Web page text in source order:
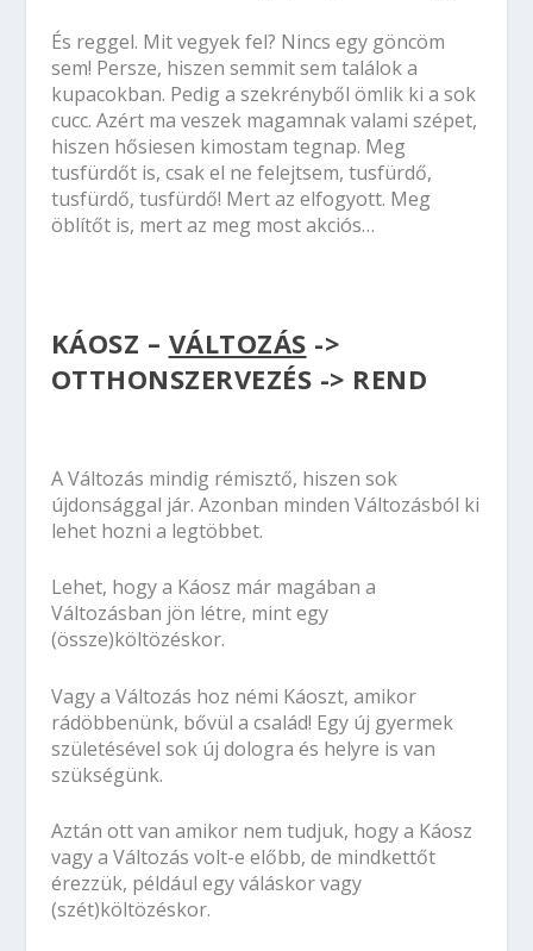
És reggel. Mit vegyek fel? Nincs egy göncöm
sem! Persze, hiszen semmit sem találok a
kupacokban. Pedig a szekrényből ömlik ki a sok
cucc. Azért ma veszek magamnak valami szépet,
hiszen hősiesen kimostam tegnap. Meg
tusfürdőt is, csak el ne felejtsem, tusfürdő,
tusfürdő, tusfürdő! Mert az elfogyott. Meg
öblítőt is, mert az meg most akciós…
KÁOSZ – VÁLTOZÁS ->
OTTHONSZERVEZÉS -> REND
A Változás mindig rémisztő, hiszen sok
újdonsággal jár. Azonban minden Változásból ki
lehet hozni a legtöbbet.
Lehet, hogy a Káosz már magában a
Változásban jön létre, mint egy
(össze)költözéskor.
Vagy a Változás hoz némi Káoszt, amikor
rádöbbenünk, bővül a család! Egy új gyermek
születésével sok új dologra és helyre is van
szükségünk.
Aztán ott van amikor nem tudjuk, hogy a Káosz
vagy a Változás volt-e előbb, de mindkettőt
érezzük, például egy váláskor vagy
(szét)költözéskor.